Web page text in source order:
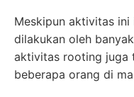
Meskipun aktivitas
dilakukan oleh
aktivitas rooting juga
beberapa orang di